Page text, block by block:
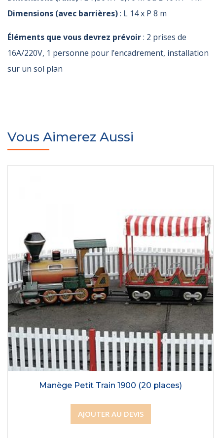
Dimensions (avec barrières): L 14 x P 8 m
Éléments que vous devrez prévoir: 2 prises de
16A/220V, 1 personne pour l’encadrement, installation
sur un sol plan
Vous Aimerez Aussi
Manège Petit Train 1900 (20 places)
AJOUTER AU DEVIS